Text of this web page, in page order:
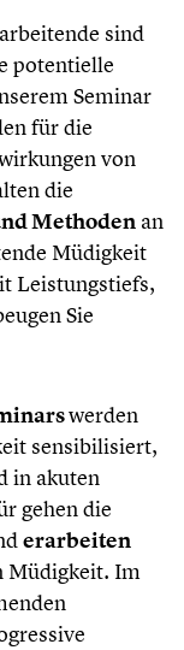
sind
potentielle
Seminar
für die
von
die
Methoden an
Müdigkeit
Leistungstiefs,
Sie
werden
sensibilisiert,
in akuten
gehen die
erarbeiten
Müdigkeit. Im